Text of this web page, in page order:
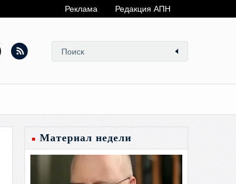
Реклама Редакция АПН
Материал недели